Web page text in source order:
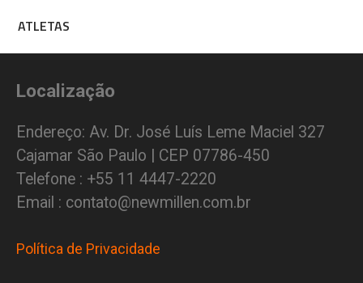
ATLETAS
Localização
Endereço: Av. Dr. José Luís Leme Maciel 327
Cajamar São Paulo | CEP 07786-450
Telefone : +55 11 4447-2220
Email : contato@newmillen.com.br
Política de Privacidade